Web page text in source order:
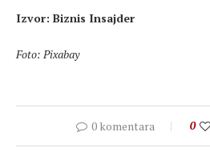
Izvor: Biznis Insajder
Foto: Pixabay
0 komentara 0